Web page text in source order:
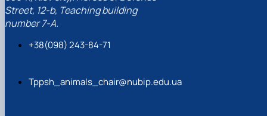
Street, 12-b, Teaching building
number 7-A.
+38(098) 243-84-71
Tppsh_animals_chair@nubip.edu.ua